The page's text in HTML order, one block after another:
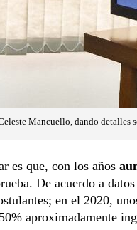
Mancuello, dando detalles
es que, con los años
De acuerdo a
en el 2020,
aproximadamente